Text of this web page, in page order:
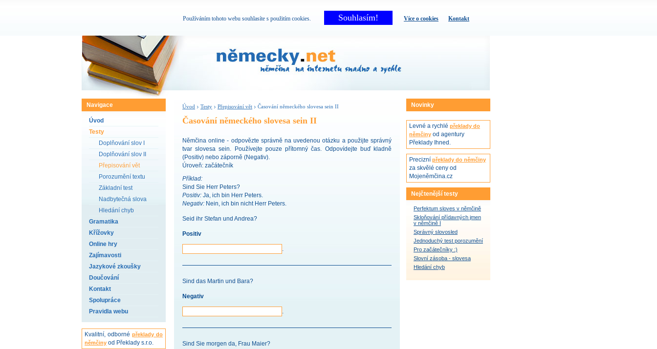
Používáním tohoto webu souhlasíte s použitím cookies. Souhlasím! Více o cookies Kontakt
Navigace
Úvod
Testy
Doplňování slov I
Doplňování slov II
Přepisování vět
Porozumění textu
Základní test
Nadbytečná slova
Hledání chyb
Gramatika
Křížovky
Online hry
Zajímavosti
Jazykové zkoušky
Doučování
Kontakt
Spolupráce
Pravidla webu
Kvalitní, odborné překlady do
němčiny od Překlady s.r.o.
Úvod Testy Přepisování vět Časování německého slovesa sein II
Časování německého slovesa sein II
Němčina online - odpovězte správně na uvedenou otázku a použijte správný
tvar slovesa sein. Používejte pouze přítomný čas. Odpovídejte buď kladně
(Positiv) nebo záporně (Negativ).
Úroveň: začátečník
Příklad:
Sind Sie Herr Peters?
Positiv: Ja, ich bin Herr Peters.
Negativ: Nein, ich bin nicht Herr Peters.
Seid ihr Stefan und Andrea?
Positiv
.
Sind das Martin und Bara?
Negativ
.
Sind Sie morgen da, Frau Maier?
Novinky
Levné a rychlé překlady do
němčiny od agentury
Překlady Ihned.
Precizní překlady do němčiny
za skvělé ceny od
Mojeněmčina.cz
Nejčtenější testy
Perfektum sloves v němčině
Skloňování přídavných jmen
v němčině I
Správný slovosled
Jednoduchý test porozumění
Pro začátečníky :)
Slovní zásoba - slovesa
Hledání chyb